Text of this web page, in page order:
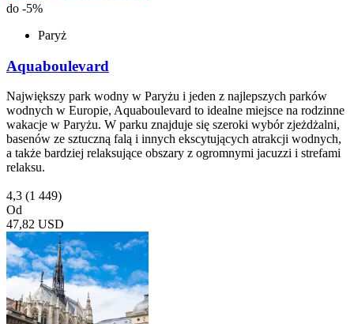
do -5%
Paryż
Aquaboulevard
Największy park wodny w Paryżu i jeden z najlepszych parków
wodnych w Europie, Aquaboulevard to idealne miejsce na rodzinne
wakacje w Paryżu. W parku znajduje się szeroki wybór zjeżdżalni,
basenów ze sztuczną falą i innych ekscytujących atrakcji wodnych,
a także bardziej relaksujące obszary z ogromnymi jacuzzi i strefami
relaksu.
4,3 (1 449)
Od
47,82 USD